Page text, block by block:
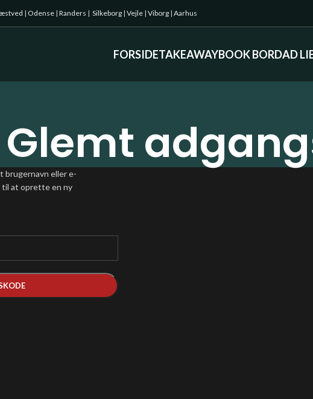
| Odense | Randers | Silkeborg | Vejle | Viborg | Aarhus
FORSIDETAKEAWAYBOOK BORDAD
Glemt
brugernavn eller e-
til at oprette en ny